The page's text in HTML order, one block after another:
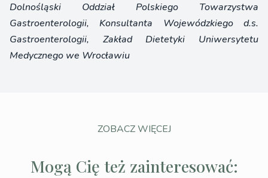
Dolnośląski Oddział Polskiego Towarzystwa
Gastroenterologii, Konsultanta Wojewódzkiego d.s.
Gastroenterologii, Zakład Dietetyki Uniwersytetu
Medycznego we Wrocławiu
ZOBACZ WIĘCEJ
Mogą Cię też zainteresować: